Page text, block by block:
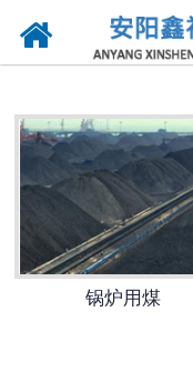
锅炉用煤